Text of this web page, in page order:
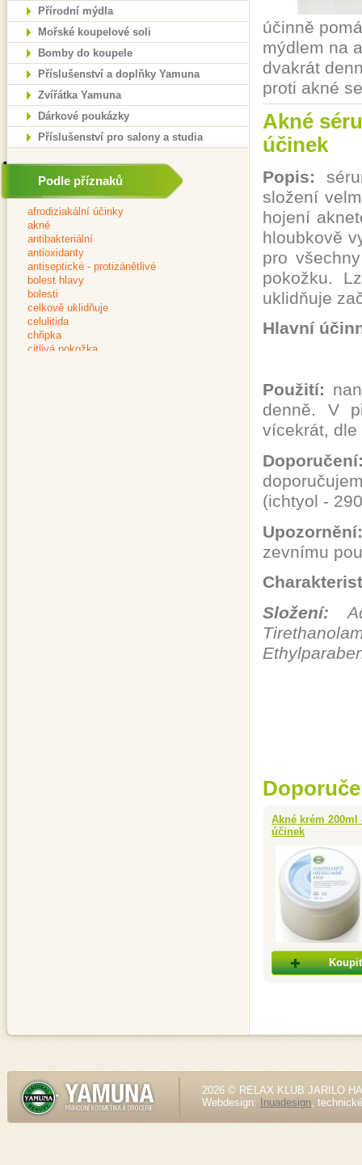
Přírodní mýdla
Mořské koupelové soli
Bomby do koupele
Příslušenství a doplňky Yamuna
Zvířátka Yamuna
Dárkové poukázky
Příslušenství pro salony a studia
Podle příznaků
účinně
mýdlem na
dvakrát
proti akné
Akné
účinek
Popis:
složení
hojení
hloubkově
pro
pokožku.
uklidňuje
Hlavní
Použití:
denně. V
vícekrát, dle
(ichtyol -
Upozornění:
zevnímu
Složení:
Akné krém
účinek
Koupit
2026 © RELAX KLUB JARILO
Webdesign:
Inuadesign,